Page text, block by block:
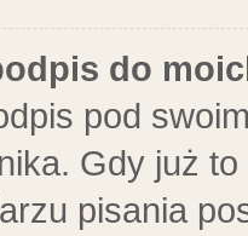
do
pod
Gdy już
pisania